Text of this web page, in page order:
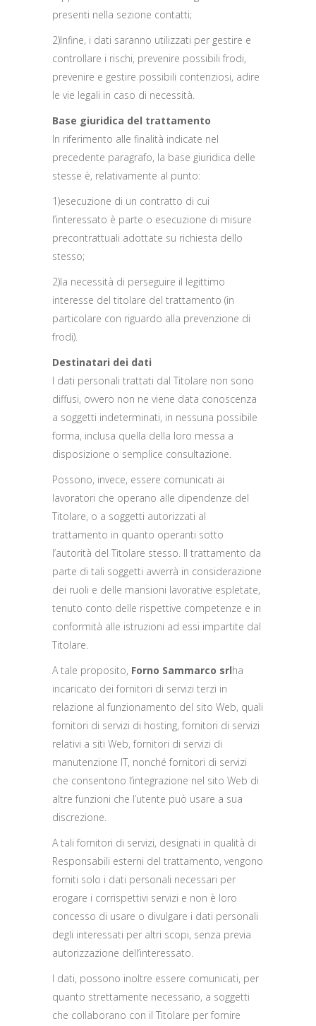
presenti nella sezione contatti;
2)Infine, i dati saranno utilizzati per gestire e
controllare i rischi, prevenire possibili frodi,
prevenire e gestire possibili contenziosi, adire
le vie legali in caso di necessità.
Base giuridica del trattamento
In riferimento alle finalità indicate nel
precedente paragrafo, la base giuridica delle
stesse è, relativamente al punto:
1)esecuzione di un contratto di cui
l’interessato è parte o esecuzione di misure
precontrattuali adottate su richiesta dello
stesso;
2)la necessità di perseguire il legittimo
interesse del titolare del trattamento (in
particolare con riguardo alla prevenzione di
frodi).
Destinatari dei dati
I dati personali trattati dal Titolare non sono
diffusi, ovvero non ne viene data conoscenza
a soggetti indeterminati, in nessuna possibile
forma, inclusa quella della loro messa a
disposizione o semplice consultazione.
Possono, invece, essere comunicati ai
lavoratori che operano alle dipendenze del
Titolare, o a soggetti autorizzati al
trattamento in quanto operanti sotto
l’autorità del Titolare stesso. Il trattamento da
parte di tali soggetti avverrà in considerazione
dei ruoli e delle mansioni lavorative espletate,
tenuto conto delle rispettive competenze e in
conformità alle istruzioni ad essi impartite dal
Titolare.
A tale proposito, Forno Sammarco srlha
incaricato dei fornitori di servizi terzi in
relazione al funzionamento del sito Web, quali
fornitori di servizi di hosting, fornitori di servizi
relativi a siti Web, fornitori di servizi di
manutenzione IT, nonché fornitori di servizi
che consentono l’integrazione nel sito Web di
altre funzioni che l’utente può usare a sua
discrezione.
A tali fornitori di servizi, designati in qualità di
Responsabili esterni del trattamento, vengono
forniti solo i dati personali necessari per
erogare i corrispettivi servizi e non è loro
concesso di usare o divulgare i dati personali
degli interessati per altri scopi, senza previa
autorizzazione dell’interessato.
I dati, possono inoltre essere comunicati, per
quanto strettamente necessario, a soggetti
che collaborano con il Titolare per fornire